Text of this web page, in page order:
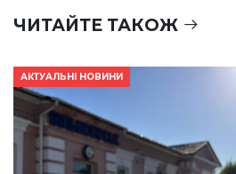
ЧИТАЙТЕ ТАКОЖ
АКТУАЛЬНІ НОВИНИ